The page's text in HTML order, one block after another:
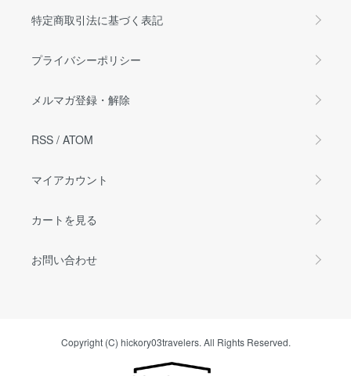
特定商取引法に基づく表記
プライバシーポリシー
メルマガ登録・解除
RSS / ATOM
マイアカウント
カートを見る
お問い合わせ
Copyright (C) hickory03travelers. All Rights Reserved.